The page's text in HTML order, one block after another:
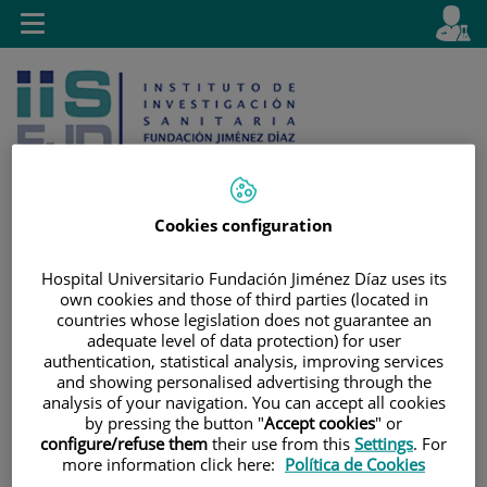
Saltar al contenido
contenido
Selector
activo
es
Buscar
Toggle
navigation
Cookies configuration
Hospital Universitario Fundación Jiménez Díaz uses its
own cookies and those of third parties (located in
countries whose legislation does not guarantee an
adequate level of data protection) for user
authentication, statistical analysis, improving services
and showing personalised advertising through the
analysis of your navigation. You can accept all cookies
by pressing the button "Accept cookies" or
configure/refuse them their use from this Settings. For
more information click here: Política de Cookies